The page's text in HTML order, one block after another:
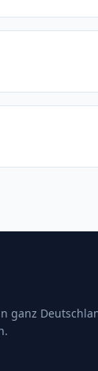
ganz